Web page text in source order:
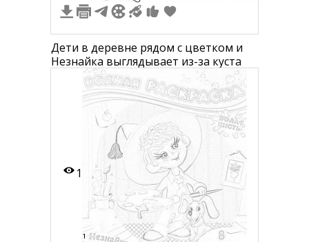
Дети в деревне рядом с цветком и
Незнайка выглядывает из-за куста
1
1